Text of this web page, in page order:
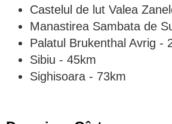
Castelul de lut Valea
Manastirea Sambata de
Palatul Brukenthal Avrig -
Sibiu - 45km
Sighisoara - 73km